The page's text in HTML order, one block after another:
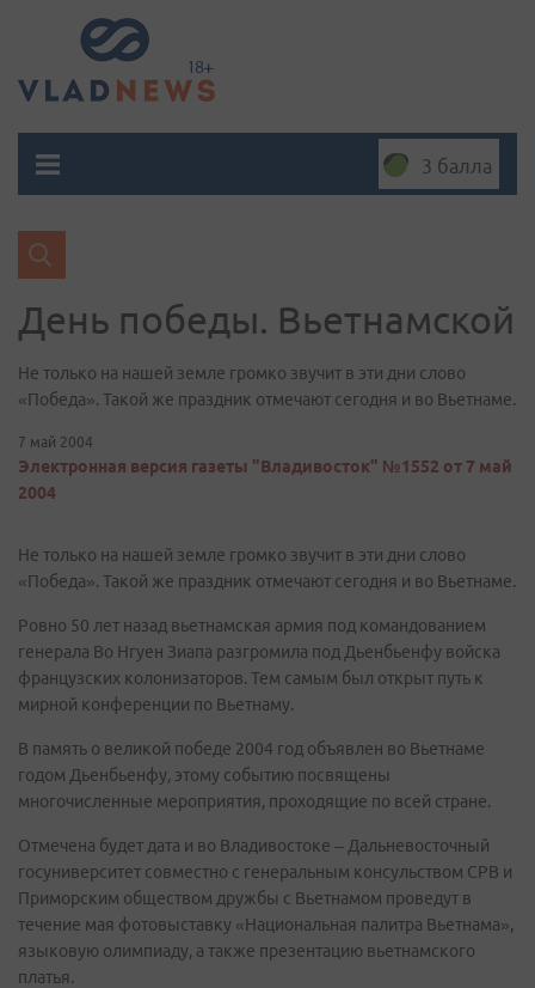
3 балла
День победы. Вьетнамской
Не только на нашей земле громко звучит в эти дни слово
«Победа». Такой же праздник отмечают сегодня и во Вьетнаме.
7 май 2004
Электронная версия газеты "Владивосток" №1552 от 7 май
2004
Не только на нашей земле громко звучит в эти дни слово
«Победа». Такой же праздник отмечают сегодня и во Вьетнаме.
Ровно 50 лет назад вьетнамская армия под командованием
генерала Во Нгуен Зиапа разгромила под Дьенбьенфу войска
французских колонизаторов. Тем самым был открыт путь к
мирной конференции по Вьетнаму.
В память о великой победе 2004 год объявлен во Вьетнаме
годом Дьенбьенфу, этому событию посвящены
многочисленные мероприятия, проходящие по всей стране.
Отмечена будет дата и во Владивостоке – Дальневосточный
госуниверситет совместно с генеральным консульством СРВ и
Приморским обществом дружбы с Вьетнамом проведут в
течение мая фотовыставку «Национальная палитра Вьетнама»,
языковую олимпиаду, а также презентацию вьетнамского
платья.